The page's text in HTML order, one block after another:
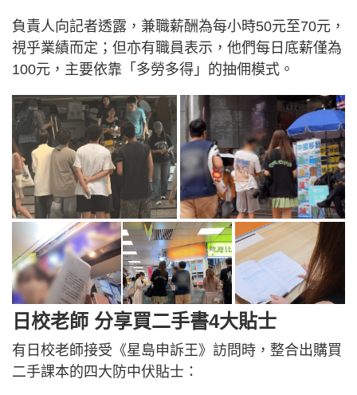
負責人向記者透露，兼職薪酬為每小時50元至70元，
視乎業績而定；但亦有職員表示，他們每日底薪僅為
100元，主要依靠「多勞多得」的抽佣模式。
日校老師 分享買二手書4大貼士
有日校老師接受《星島申訴王》訪問時，整合出購買
二手課本的四大防中伏貼士：